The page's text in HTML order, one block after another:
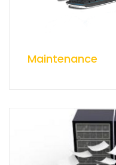
Maintenance